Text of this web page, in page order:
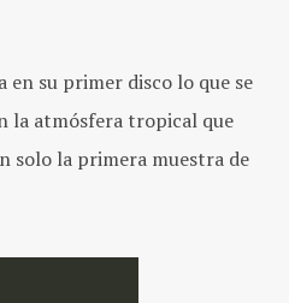
en su primer disco lo que se
la atmósfera tropical que
solo la primera muestra de